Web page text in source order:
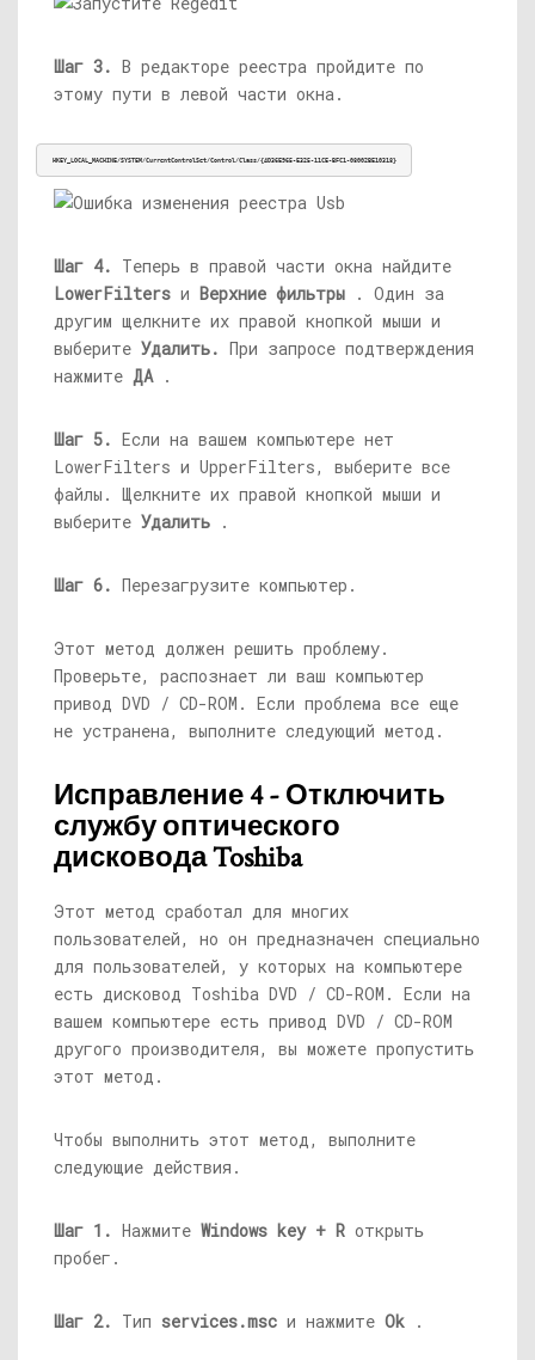
Шаг 3. В редакторе реестра пройдите по
этому пути в левой части окна.
HKEY_LOCAL_MACHINE/SYSTEM/CurrentControlSet/Control/Class/{4D36E965-E325-11CE-BFC1-08002BE10318}
Шаг 4. Теперь в правой части окна найдите
LowerFilters и Верхние фильтры . Один за
другим щелкните их правой кнопкой мыши и
выберите Удалить. При запросе подтверждения
нажмите ДА.
Шаг 5. Если на вашем компьютере нет
LowerFilters и UpperFilters, выберите все
файлы. Щелкните их правой кнопкой мыши и
выберите Удалить .
Шаг 6. Перезагрузите компьютер.
Этот метод должен решить проблему.
Проверьте, распознает ли ваш компьютер
привод DVD / CD-ROM. Если проблема все еще
не устранена, выполните следующий метод.
Исправление 4 - Отключить
службу оптического
дисковода Toshiba
Этот метод сработал для многих
пользователей, но он предназначен специально
для пользователей, у которых на компьютере
есть дисковод Toshiba DVD / CD-ROM. Если на
вашем компьютере есть привод DVD / CD-ROM
другого производителя, вы можете пропустить
этот метод.
Чтобы выполнить этот метод, выполните
следующие действия.
Шаг 1. Нажмите Windows key + R открыть
пробег.
Шаг 2. Тип services.msc и нажмите Ok .